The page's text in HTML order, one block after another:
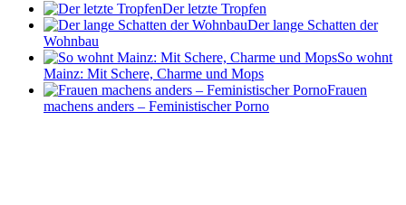
Der letzte Tropfen
Der lange Schatten der
Wohnbau
So wohnt
Mainz: Mit Schere, Charme und Mops
Frauen
machens anders – Feministischer Porno